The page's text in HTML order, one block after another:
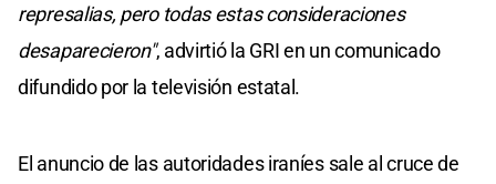
represalias, pero todas estas consideraciones
desaparecieron", advirtió la GRI en un comunicado
difundido por la televisión estatal.
El anuncio de las autoridades iraníes sale al cruce de